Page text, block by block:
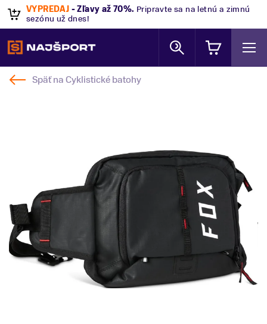
VÝPREDAJ - Zľavy až 70%. Pripravte sa na letnú a zimnú
sezónu už dnes!
Späť naCyklistické batohy